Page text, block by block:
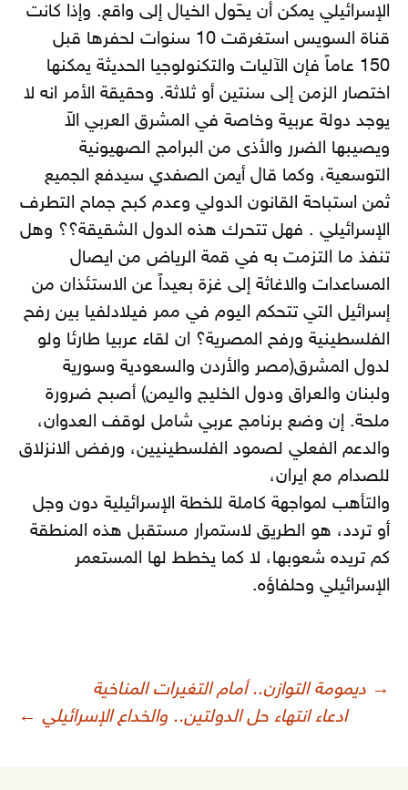
الإسرائيلي يمكن أن يحّول الخيال إلى واقع. وإذا كانت
قناة السويس استغرقت 10 سنوات لحفرها قبل
150 عاماً فإن الآليات والتكنولوجيا الحديثة يمكنها
اختصار الزمن إلى سنتين أو ثلاثة. وحقيقة الأمر انه لا
يوجد دولة عربية وخاصة في المشرق العربي الاّ
ويصيبها الضرر والأذى من البرامج الصهيونية
التوسعية، وكما قال أيمن الصفدي سيدفع الجميع
ثمن استباحة القانون الدولي وعدم كبح جماح التطرف
الإسرائيلي . فهل تتحرك هذه الدول الشقيقة؟؟ وهل
تنفذ ما التزمت به في قمة الرياض من ايصال
المساعدات والاغاثة إلى غزة بعيداً عن الاستئذان من
إسرائيل التي تتحكم اليوم في ممر فيلادلفيا بين رفح
الفلسطينية ورفح المصرية؟ ان لقاء عربيا طارئا ولو
لدول المشرق(مصر والأردن والسعودية وسورية
ولبنان والعراق ودول الخليج واليمن) أصبح ضرورة
ملحة. إن وضع برنامج عربي شامل لوقف العدوان،
والدعم الفعلي لصمود الفلسطينيين، ورفض الانزلاق
للصدام مع ايران،
والتأهب لمواجهة كاملة للخطة الإسرائيلية دون وجل
أو تردد، هو الطريق لاستمرار مستقبل هذه المنطقة
كم تريده شعوبها، لا كما يخطط لها المستعمر
الإسرائيلي وحلفاؤه.
تصفّح
المقالات
→ ديمومة التوازن.. أمام التغيرات المناخية
ادعاء انتهاء حل الدولتين.. والخداع الإسرائيلي ←